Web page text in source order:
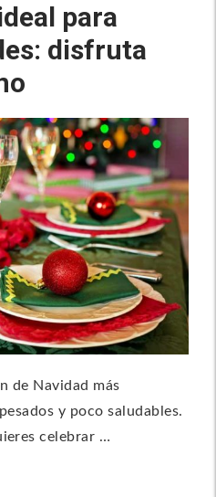
para
disfruta
de Navidad más
y poco saludables.
celebrar …